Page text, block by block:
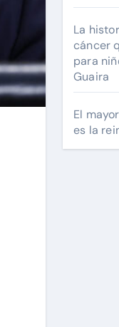
La
cáncer
para
Guaira
El
es la